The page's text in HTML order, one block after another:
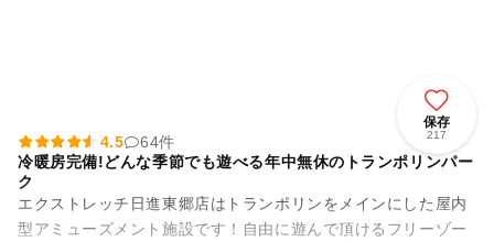
保存
217
4.5
64件
冷暖房完備!どんな季節でも遊べる年中無休のトランポリンパー
ク
エクストレッチ日進東郷店はトランポリンをメインにした屋内
型アミューズメント施設です！自由に遊んで頂けるフリーゾー